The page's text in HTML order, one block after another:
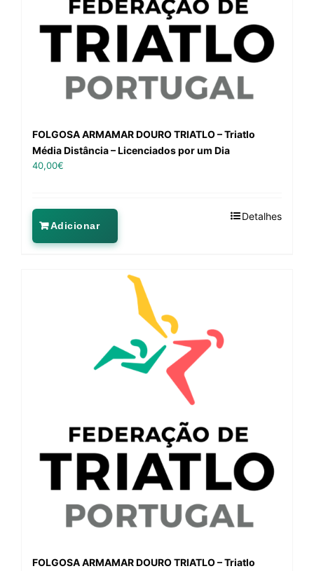
FOLGOSA ARMAMAR DOURO TRIATLO – Triatlo
Média Distância – Licenciados por um Dia
40,00€
Adicionar
Detalhes
FOLGOSA ARMAMAR DOURO TRIATLO – Triatlo